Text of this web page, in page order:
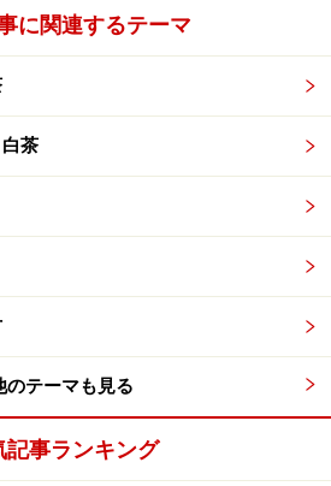
に関連するテーマ
茶
のテーマも見る
記事ランキング